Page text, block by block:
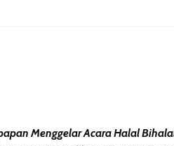
Menggelar Acara Halal